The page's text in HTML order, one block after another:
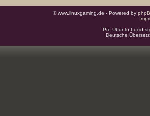
© www.linuxgaming.de - Powered by
Pro Ubuntu Lucid
Deutsche